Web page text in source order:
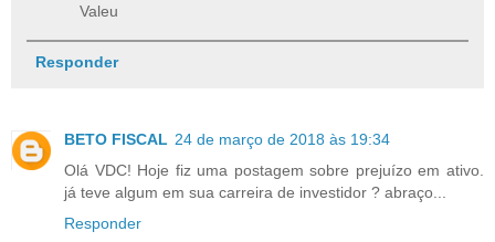
Valeu
Responder
BETO FISCAL 24 de março de 2018 às 19:34
Olá VDC! Hoje fiz uma postagem sobre prejuízo em ativo.
já teve algum em sua carreira de investidor ? abraço...
Responder